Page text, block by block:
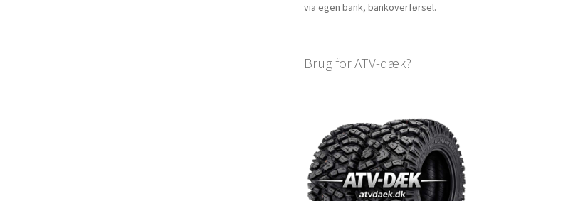
via egen bank, bankoverførsel.
Brug for ATV-dæk?